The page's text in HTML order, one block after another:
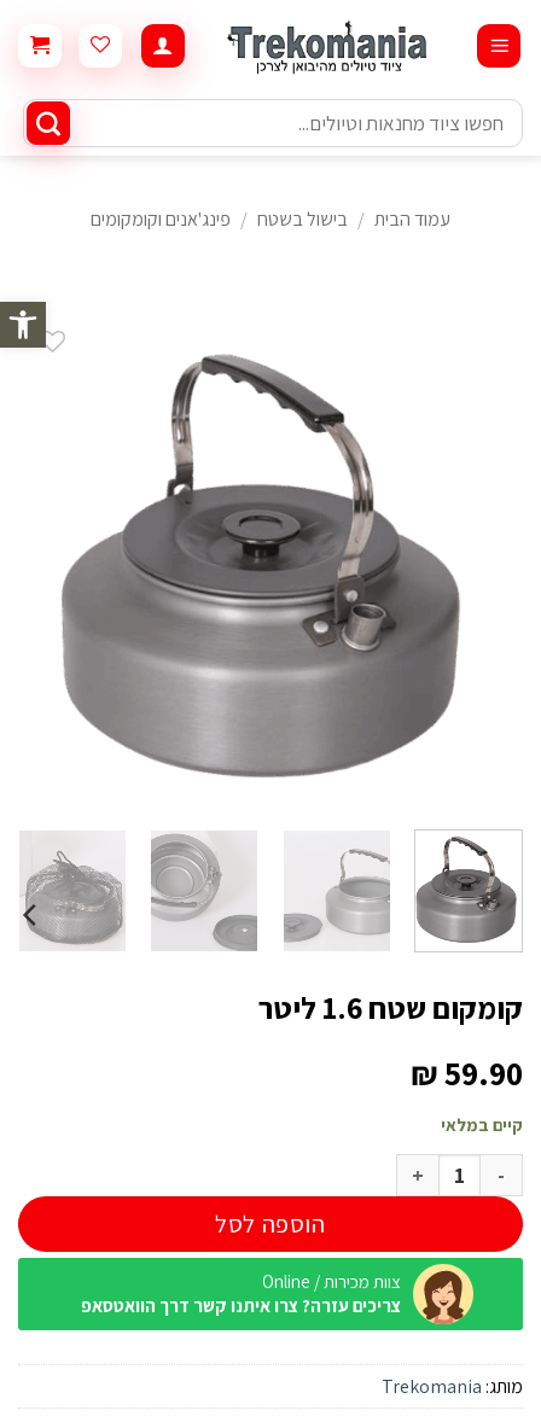
פתח
content
חיפוש
עבור:
עמוד הבית / בישול בשטח / פינג'אנים וקומקומים
קומקום שטח 1.6 ליטר
₪59.90
קיים במלאי
כמות של קומקום שטח 1.6 ליטר
הוספה לסל
צוות מכירות / Online
צריכים עזרה? צרו איתנו קשר דרך הוואטסאפ
מותג: Trekomania